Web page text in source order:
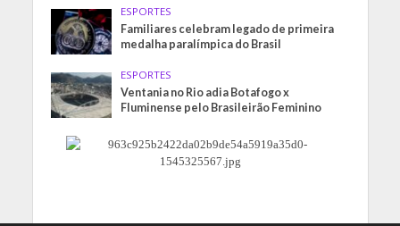
ESPORTES
Familiares celebram legado de primeira
medalha paralímpica do Brasil
ESPORTES
Ventania no Rio adia Botafogo x
Fluminense pelo Brasileirão Feminino